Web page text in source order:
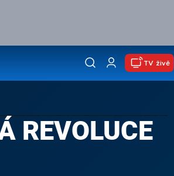
TV živě
REVOLUCE